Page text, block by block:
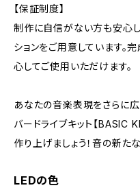
【保証制度】
制作に自信がない方も安心
ションをご用意しています。
心してご使用いただけます。
あなたの音楽表現をさらに
バードライブキット【BASIC
作り上げましょう！音の新た
LEDの色